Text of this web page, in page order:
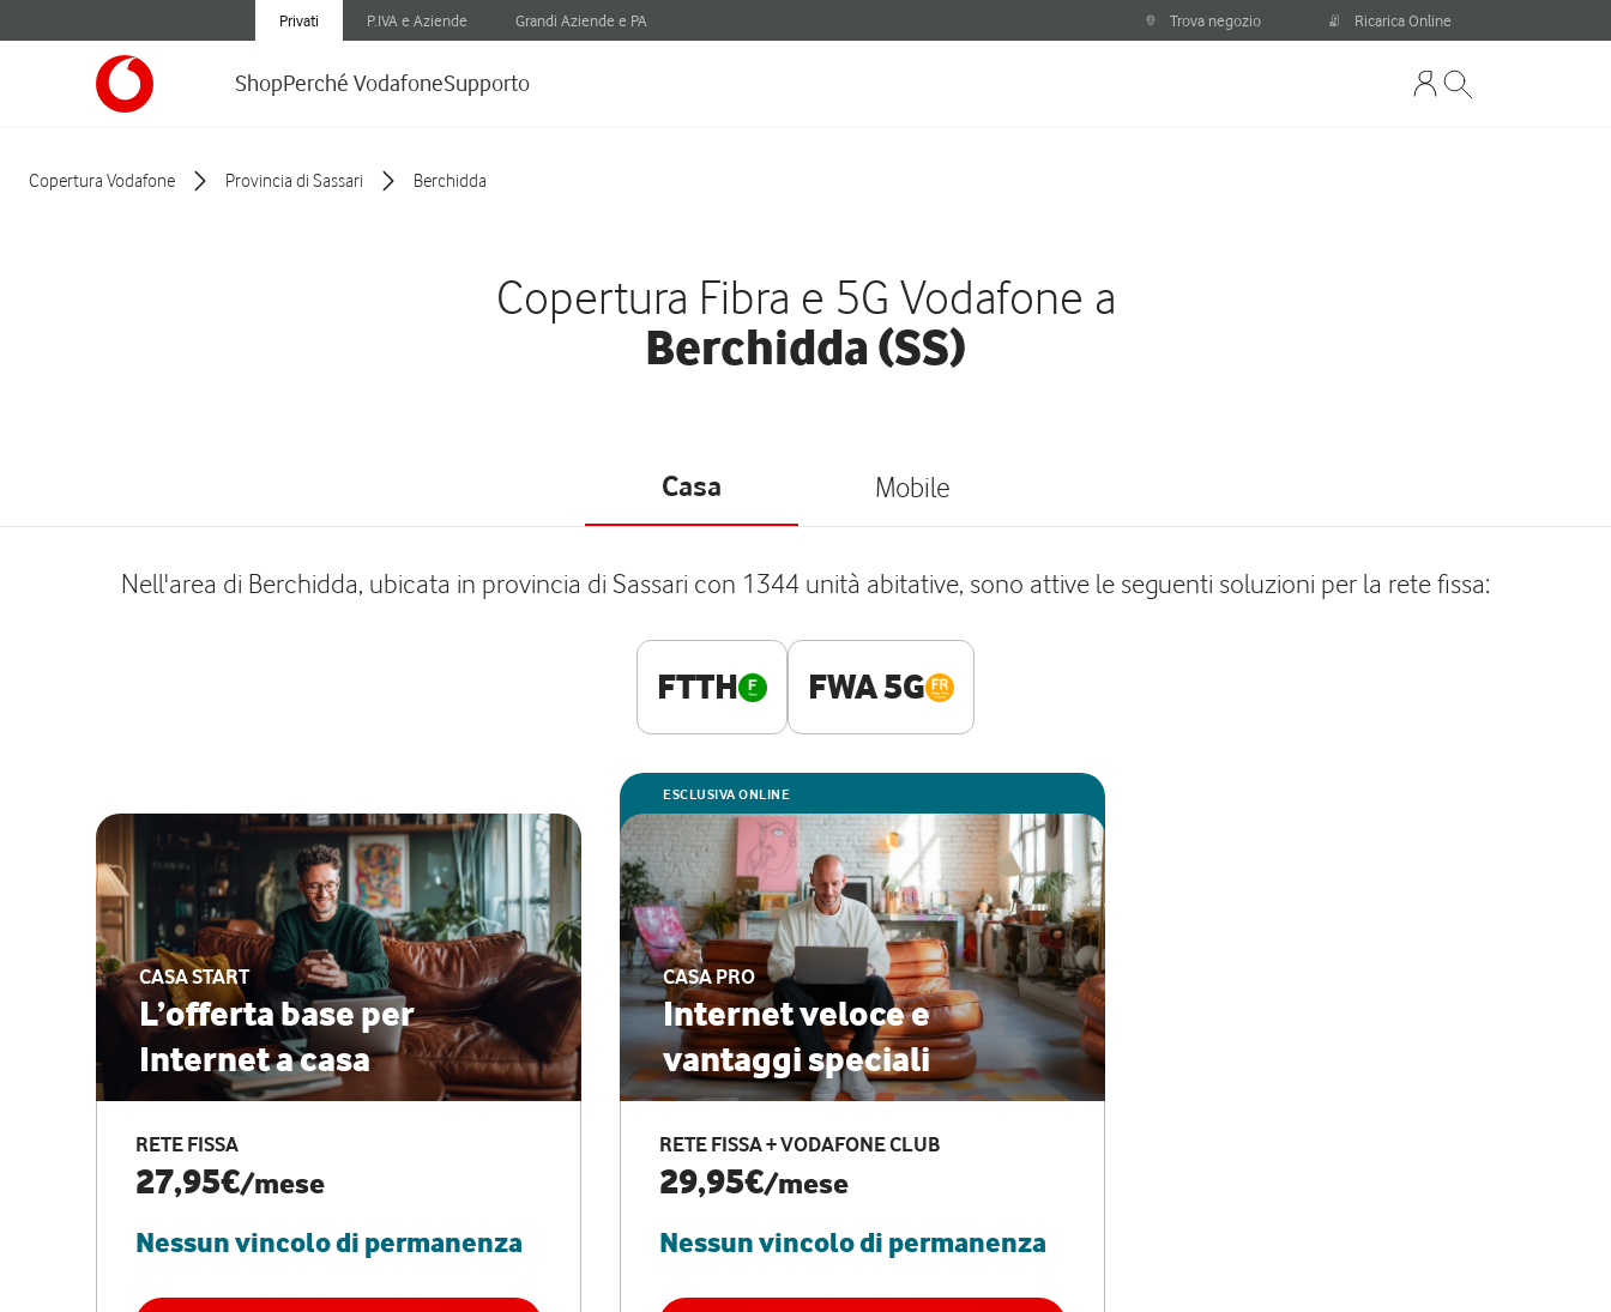
Privati P.IVA e Aziende Grandi Aziende e PA Trova negozio Ricarica Online
ShopPerché VodafoneSupporto
Copertura Vodafone Provincia di Sassari Berchidda
Copertura Fibra e 5G Vodafone a
Berchidda (SS)
Casa Mobile
Nell'area di Berchidda, ubicata in provincia di Sassari con 1344 unità abitative, sono attive le seguenti soluzioni per la rete fissa:
FTTH FWA 5G
CASA START
L’offerta base per
Internet a casa
RETE FISSA
27,95€/mese
Nessun vincolo di permanenza
ESCLUSIVA ONLINE
CASA PRO
Internet veloce e
vantaggi speciali
RETE FISSA + VODAFONE CLUB
29,95€/mese
Nessun vincolo di permanenza